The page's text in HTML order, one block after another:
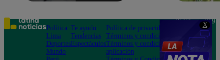
X
según IGP
Política
Lima
Deportes
Mundo
Te ayudo
Tendencias
Espectáculos
Política de privacidad
Términos y condiciones
Términos y condiciones
aplicación
Teléfono: 219
Av. San
Felipe 968
Jesús María